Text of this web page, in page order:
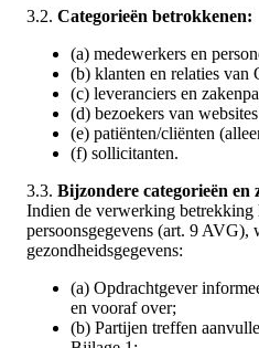
3.2. Categorieën betrokkenen:
(a) medewerkers en
(b) klanten en relaties van
(c) leveranciers en
(d) bezoekers van
(e) patiënten/cliënten
(f) sollicitanten.
3.3. Bijzondere categorieën en
Indien de verwerking betrekking
persoonsgegevens (art. 9 AVG),
gezondheidsgegevens:
(a) Opdrachtgever
en vooraf over;
(b) Partijen treffen